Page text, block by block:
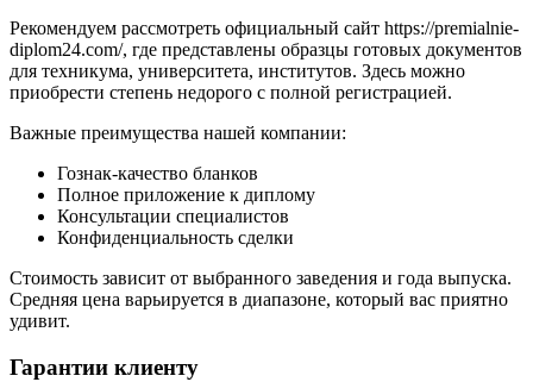
Рекомендуем рассмотреть официальный сайт https://premialnie-
diplom24.com/, где представлены образцы готовых документов
для техникума, университета, институтов. Здесь можно
приобрести степень недорого с полной регистрацией.
Важные преимущества нашей компании:
Гознак-качество бланков
Полное приложение к диплому
Консультации специалистов
Конфиденциальность сделки
Стоимость зависит от выбранного заведения и года выпуска.
Средняя цена варьируется в диапазоне, который вас приятно
удивит.
Гарантии клиенту